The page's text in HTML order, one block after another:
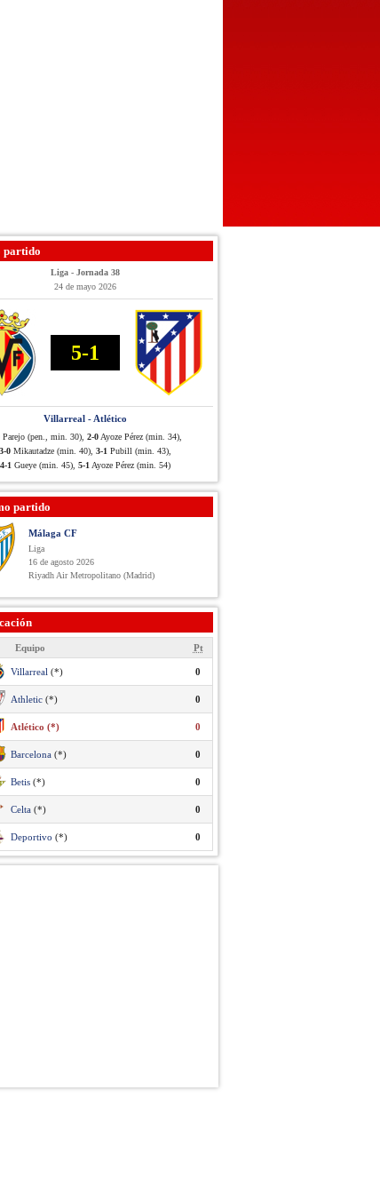
partido
Liga - Jornada 38
24 de mayo 2026
5-1
Villarreal - Atlético
Parejo (pen., min. 30), 2-0 Ayoze Pérez (min. 34),
3-0 Mikautadze (min. 40), 3-1 Pubill (min. 43),
4-1 Gueye (min. 45), 5-1 Ayoze Pérez (min. 54)
partido
Málaga CF
Liga
16 de agosto 2026
Riyadh Air Metropolitano (Madrid)
Equipo Pt
Villarreal (*) 0
Athletic (*) 0
Atlético (*) 0
Barcelona (*) 0
Betis (*) 0
Celta (*) 0
Deportivo (*) 0